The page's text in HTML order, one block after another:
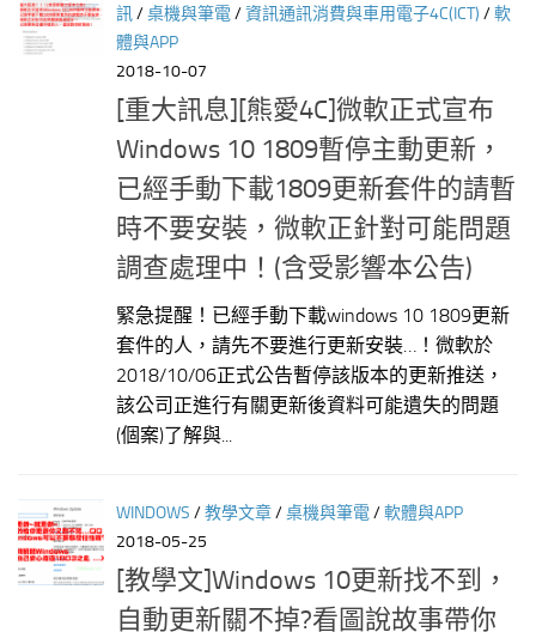
訊/桌機與筆電/資訊通訊消費與車用電子4C(ICT) /軟
體與APP
2018-10-07
[重大訊息][熊愛4C]微軟正式宣布
Windows 10 1809暫停主動更新，
已經手動下載1809更新套件的請暫
時不要安裝，微軟正針對可能問題
調查處理中！(含受影響本公告)
緊急提醒！已經手動下載windows 10 1809更新
套件的人，請先不要進行更新安裝…！微軟於
2018/10/06正式公告暫停該版本的更新推送，
該公司正進行有關更新後資料可能遺失的問題
(個案)了解與...
WINDOWS /教學文章/桌機與筆電/軟體與APP
2018-05-25
[教學文]Windows 10更新找不到，
自動更新關不掉?看圖說故事帶你